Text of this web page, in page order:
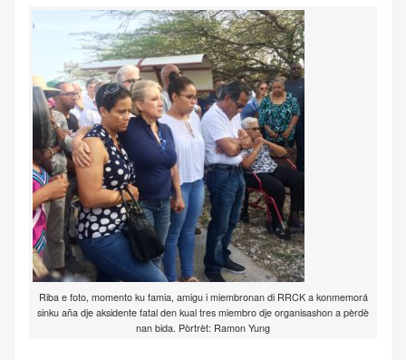
Riba e foto, momento ku famia, amigu i miembronan di RRCK a konmemorá
sinku aña dje aksidente fatal den kual tres miembro dje organisashon a pèrdè
nan bida. Pòrtrèt: Ramon Yung